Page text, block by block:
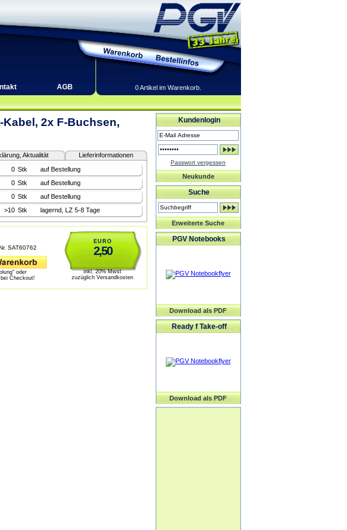
AGB 0 Artikel im Warenkorb.
2x F-Buchsen,
Aktualität
Lieferinformationen
0 Stk
auf Bestellung
0 Stk
auf Bestellung
0 Stk
auf Bestellung
>10 Stk lagernd, LZ 5-8 Tage
EURO
2,50
inkl. 20% Mwst
zuzüglich Versandkosten
SAT60762
oder
Checkout!
Kundenlogin
Passwort vergessen
Neukunde
Suche
Erweiterte Suche
PGV Notebooks
Download als PDF
Ready f Take-off
Download als PDF